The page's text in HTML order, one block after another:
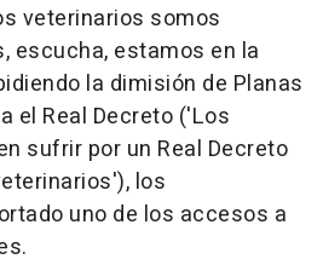
veterinarios somos
escucha, estamos en la
la dimisión de Planas
el Real Decreto ('Los
sufrir por un Real Decreto
los
uno de los accesos a